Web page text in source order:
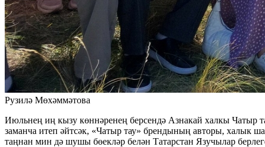
Рузилә Мөхәммәтова
Июльнең иң кызу көннәренең берсендә Азнакай халкы Чатыр
заманча итеп әйтсәк, «Чатыр тау» брендының авторы, халык
таңнан мин дә шушы бөекләр белән Татарстан Язучылар